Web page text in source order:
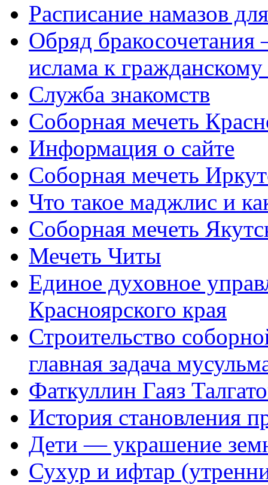
Расписание намазов
Обряд
ислама к гражданскому
Служба знакомств
Соборная мечеть
Информация о сайте
Соборная мечеть
Что такое маджлис и
Соборная мечеть
Мечеть Читы
Единое духовное
Красноярского края
Строительство
главная задача
Фаткуллин Гаяз
История становления
Дети — украшение
Сухур и ифтар